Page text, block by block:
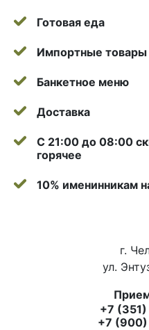
Готовая еда
Импортные товары
Банкетное меню
Доставка
С 21:00 до 08:00
горячее
10% именинникам
г.
ул.
+7
+7